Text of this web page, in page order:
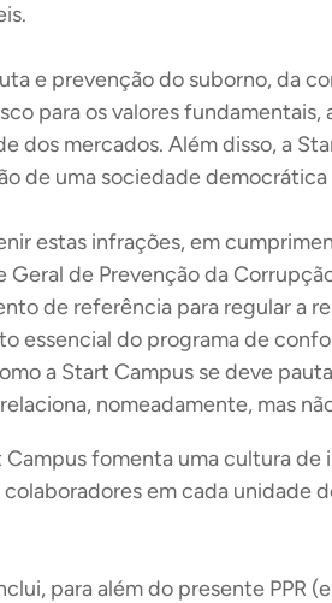
e prevenção do suborno, da
para os valores
dos mercados. Além disso, a
de uma sociedade democrática
estas infrações, em
de Prevenção da
de referência para regular a
do programa de
a Start Campus se deve
nomeadamente, mas
fomenta uma cultura
em cada unidade
para além do presente PPR